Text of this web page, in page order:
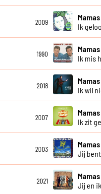
2009
Ik
1990
Ik mis
2018
Ik wil
2007
Ik zit
2003
Jij bent
2021
Jij en